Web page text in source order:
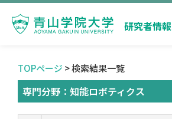
研究者情報
TOPページ > 検索結果一覧
専門分野：知能ロボティクス